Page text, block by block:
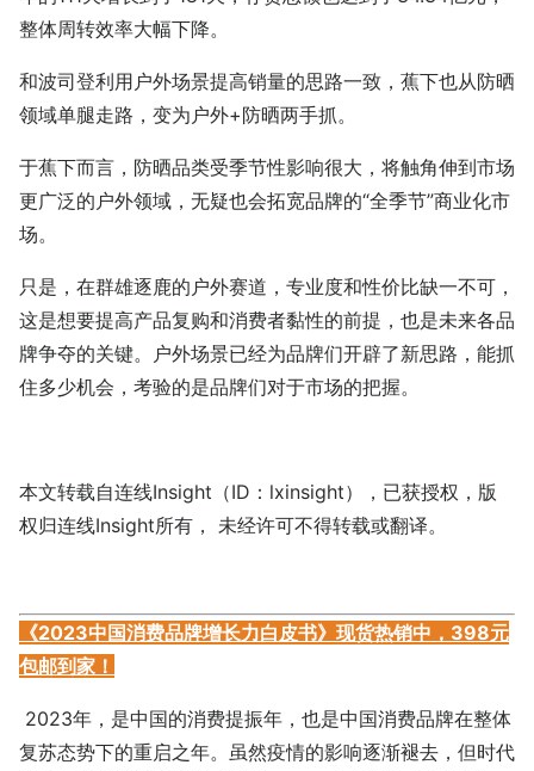
整体周转效率大幅下降。
和波司登利用户外场景提高销量的思路一致，蕉下也从防晒
领域单腿走路，变为户外+防晒两手抓。
于蕉下而言，防晒品类受季节性影响很大，将触角伸到市场
更广泛的户外领域，无疑也会拓宽品牌的“全季节”商业化市
场。
只是，在群雄逐鹿的户外赛道，专业度和性价比缺一不可，
这是想要提高产品复购和消费者黏性的前提，也是未来各品
牌争夺的关键。户外场景已经为品牌们开辟了新思路，能抓
住多少机会，考验的是品牌们对于市场的把握。
本文转载自连线Insight（ID：lxinsight），已获授权，版
权归连线Insight所有， 未经许可不得转载或翻译。
《2023中国消费品牌增长力白皮书》现货热销中，398元
包邮到家！
2023年，是中国的消费提振年，也是中国消费品牌在整体
复苏态势下的重启之年。虽然疫情的影响逐渐褪去，但时代